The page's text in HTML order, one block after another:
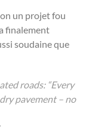
un projet fou
finalement
soudaine que
roads: “Every
pavement – no